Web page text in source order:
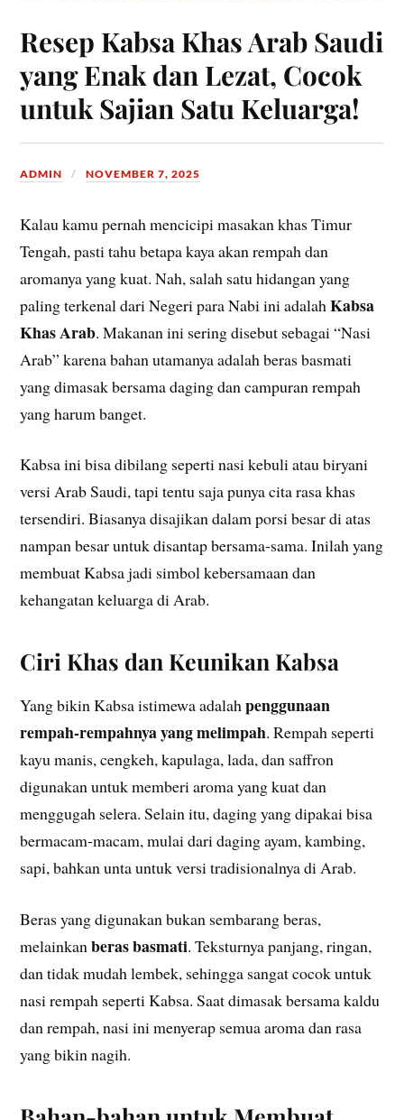
Resep Kabsa Khas Arab Saudi
yang Enak dan Lezat, Cocok
untuk Sajian Satu Keluarga!
ADMIN NOVEMBER 7, 2025
Kalau kamu pernah mencicipi masakan khas Timur
Tengah, pasti tahu betapa kaya akan rempah dan
aromanya yang kuat. Nah, salah satu hidangan yang
paling terkenal dari Negeri para Nabi ini adalahKabsa
Khas Arab. Makanan ini sering disebut sebagai “Nasi
Arab” karena bahan utamanya adalah beras basmati
yang dimasak bersama daging dan campuran rempah
yang harum banget.
Kabsa ini bisa dibilang seperti nasi kebuli atau biryani
versi Arab Saudi, tapi tentu saja punya cita rasa khas
tersendiri. Biasanya disajikan dalam porsi besar di atas
nampan besar untuk disantap bersama-sama. Inilah yang
membuat Kabsa jadi simbol kebersamaan dan
kehangatan keluarga di Arab.
Ciri Khas dan Keunikan Kabsa
Yang bikin Kabsa istimewa adalahpenggunaan
rempah-rempahnya yang melimpah. Rempah seperti
kayu manis, cengkeh, kapulaga, lada, dan saffron
digunakan untuk memberi aroma yang kuat dan
menggugah selera. Selain itu, daging yang dipakai bisa
bermacam-macam, mulai dari daging ayam, kambing,
sapi, bahkan unta untuk versi tradisionalnya di Arab.
Beras yang digunakan bukan sembarang beras,
melainkanberas basmati. Teksturnya panjang, ringan,
dan tidak mudah lembek, sehingga sangat cocok untuk
nasi rempah seperti Kabsa. Saat dimasak bersama kaldu
dan rempah, nasi ini menyerap semua aroma dan rasa
yang bikin nagih.